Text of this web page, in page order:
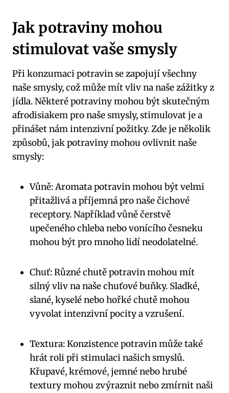
Jak potraviny mohou
stimulovat vaše smysly
Při konzumaci potravin se zapojují všechny
naše smysly, což může mít vliv na naše zážitky z
jídla. Některé potraviny mohou být skutečným
afrodisiakem pro naše smysly, stimulovat je a
přinášet nám intenzivní požitky. Zde je několik
způsobů, jak potraviny mohou ovlivnit naše
smysly:
Vůně: Aromata potravin mohou být velmi
přitažlivá a příjemná pro naše čichové
receptory. Například vůně čerstvě
upečeného chleba nebo vonícího česneku
mohou být pro mnoho lidí neodolatelné.
Chuť: Různé chutě potravin mohou mít
silný vliv na naše chuťové buňky. Sladké,
slané, kyselé nebo hořké chutě mohou
vyvolat intenzivní pocity a vzrušení.
Textura: Konzistence potravin může také
hrát roli při stimulaci našich smyslů.
Křupavé, krémové, jemné nebo hrubé
textury mohou zvýraznit nebo zmírnit naši